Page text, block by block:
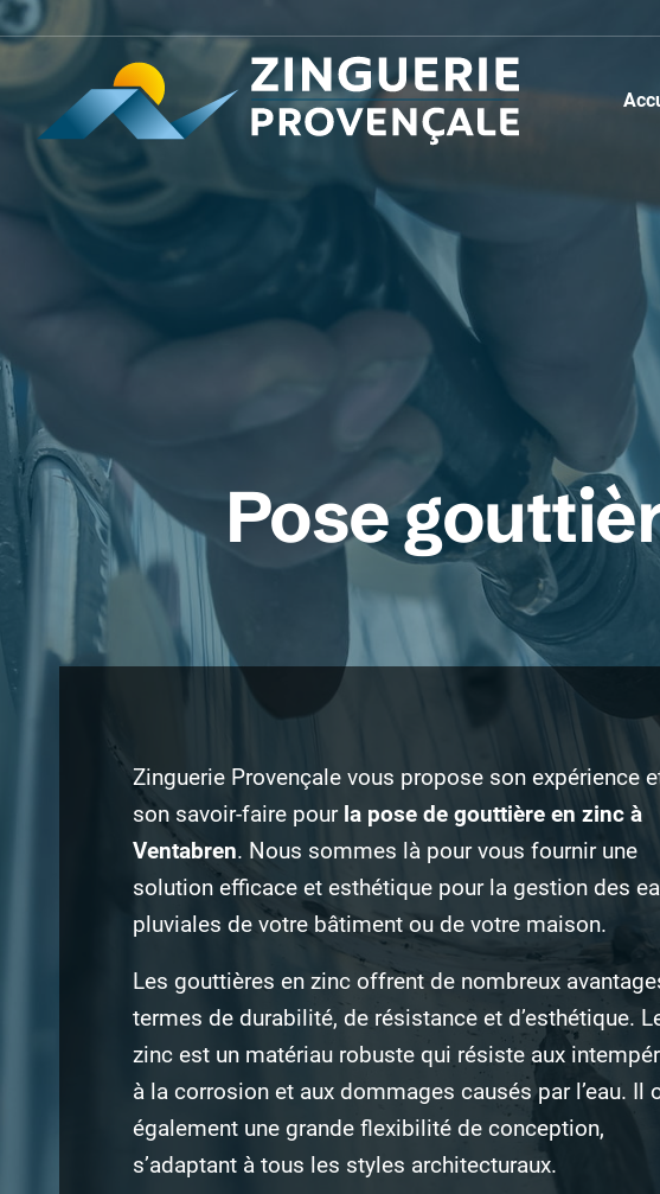
Pose
Zinguerie Provençale vous propose son expérience
son savoir-faire pour la pose de gouttière en zinc à
Ventabren. Nous sommes là pour vous fournir une
solution efficace et esthétique pour la gestion des
pluviales de votre bâtiment ou de votre maison.
Les gouttières en zinc offrent de nombreux
termes de durabilité, de résistance et d’esthétique.
zinc est un matériau robuste qui résiste aux
à la corrosion et aux dommages causés par l’eau. Il
également une grande flexibilité de conception,
s’adaptant à tous les styles architecturaux.